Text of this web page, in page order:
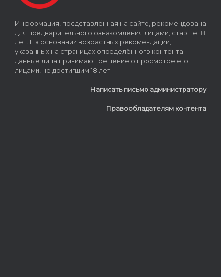
Информация, представленная на сайте, рекомендована
для предварительного ознакомления лицами, старше 18
лет. На основании возрастных рекомендаций,
указанных на страницах определённого контента,
данные лица принимают решение о просмотре его
лицами, не достигшим 18 лет.
Написать письмо администратору
Правообладателям контента